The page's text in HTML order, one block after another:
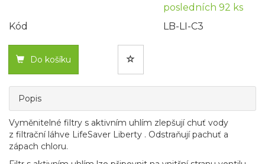
posledních 92 ks
Kód
LB-LI-C3
Do košíku
Popis
Vyměnitelné filtry s aktivním uhlím zlepšují chuť vody
z filtrační láhve LifeSaver Liberty . Odstraňují pachuť a
zápach chloru.